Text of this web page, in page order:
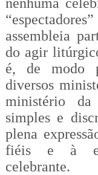
assembleia
do agir
é, de modo
diversos
ministério
simples e
plena
fiéis e à
celebrante.